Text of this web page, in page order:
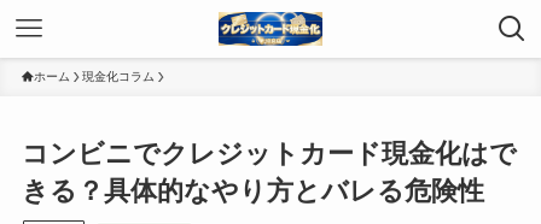
ホーム 現金化コラム
コンビニでクレジットカード現金化はで
きる？具体的なやり方とバレる危険性